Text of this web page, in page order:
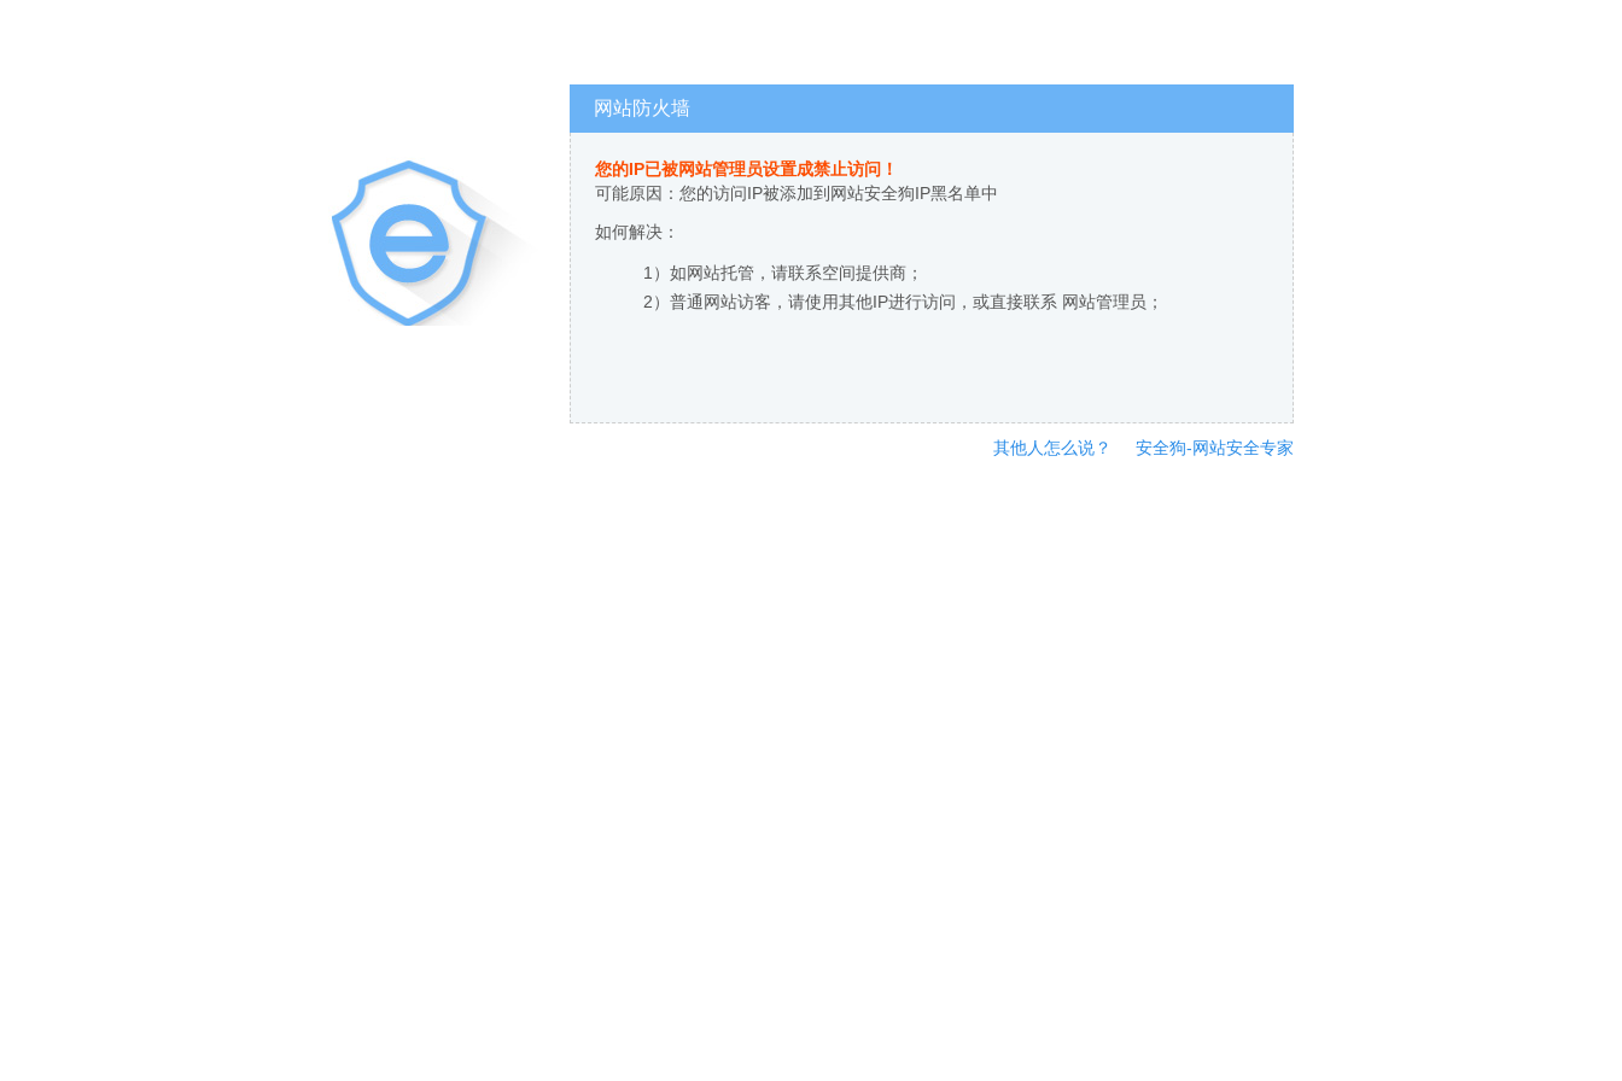
网站防火墙
您的IP已被网站管理员设置成禁止访问！
可能原因：您的访问IP被添加到网站安全狗IP黑名单中
如何解决：
1）如网站托管，请联系空间提供商；
2）普通网站访客，请使用其他IP进行访问，或直接联系 网站管理员；
其他人怎么说？ 安全狗-网站安全专家